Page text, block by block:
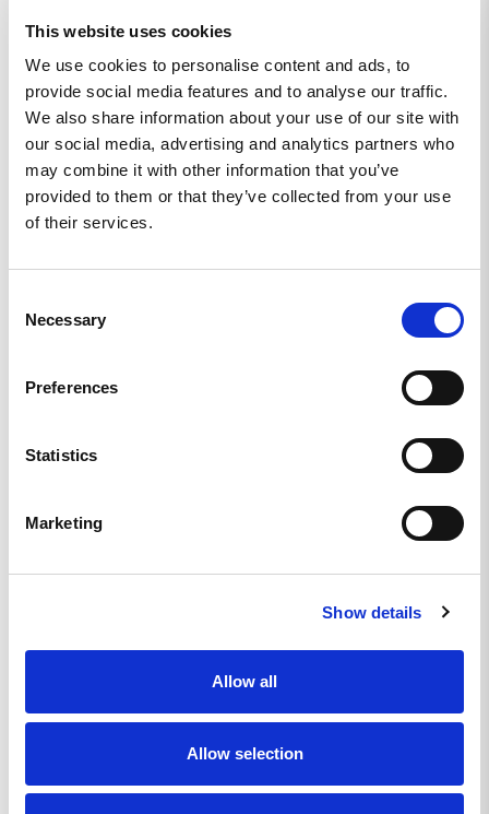
This website uses cookies
We use cookies to personalise content and ads, to
provide social media features and to analyse our traffic.
We also share information about your use of our site with
our social media, advertising and analytics partners who
may combine it with other information that you’ve
provided to them or that they’ve collected from your use
of their services.
Selection
Necessary
Preferences
Statistics
Marketing
Show details
Allow all
Allow selection
SUPER BRA KVALITÉ
Snygg och moralhöjande.
Dela
The North - Patch
Rikard W.